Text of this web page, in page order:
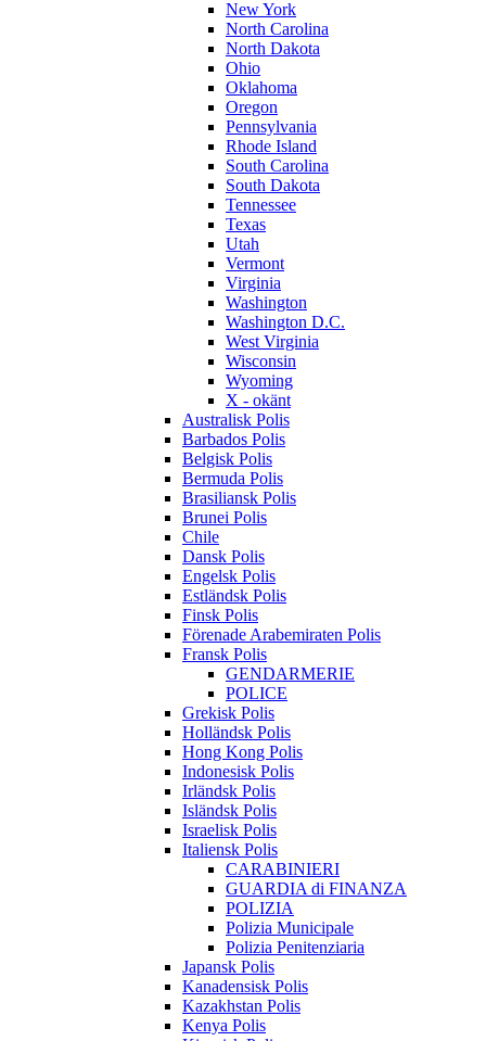
New York
North Carolina
North Dakota
Ohio
Oklahoma
Oregon
Pennsylvania
Rhode Island
South Carolina
South Dakota
Tennessee
Texas
Utah
Vermont
Virginia
Washington
Washington D.C.
West Virginia
Wisconsin
Wyoming
X - okänt
Australisk Polis
Barbados Polis
Belgisk Polis
Bermuda Polis
Brasiliansk Polis
Brunei Polis
Chile
Dansk Polis
Engelsk Polis
Estländsk Polis
Finsk Polis
Förenade Arabemiraten Polis
Fransk Polis
GENDARMERIE
POLICE
Grekisk Polis
Holländsk Polis
Hong Kong Polis
Indonesisk Polis
Irländsk Polis
Isländsk Polis
Israelisk Polis
Italiensk Polis
CARABINIERI
GUARDIA di FINANZA
POLIZIA
Polizia Municipale
Polizia Penitenziaria
Japansk Polis
Kanadensisk Polis
Kazakhstan Polis
Kenya Polis